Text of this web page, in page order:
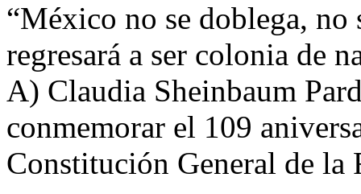
“México no se doblega,
regresará a ser colonia de
A) Claudia Sheinbaum
conmemorar el 109
Constitución General de la